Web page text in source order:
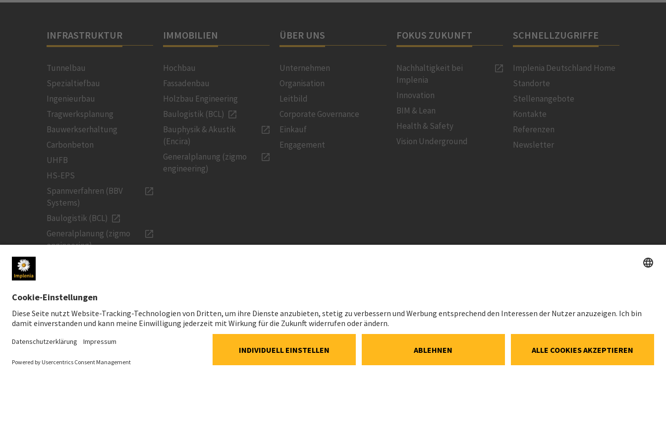
INFRASTRUKTUR
Tunnelbau
Spezialtiefbau
Ingenieurbau
Tragwerksplanung
Bauwerkserhaltung
Carbonbeton
UHFB
HS-EPS
Spannverfahren (BBV
Systems)
Baulogistik (BCL)
Generalplanung (zigmo
engineering)
IMMOBILIEN
Hochbau
Fassadenbau
Holzbau Engineering
Baulogistik (BCL)
Bauphysik & Akustik
(Encira)
Generalplanung (zigmo
engineering)
ÜBER UNS
Unternehmen
Organisation
Leitbild
Corporate Governance
Einkauf
Engagement
FOKUS ZUKUNFT
Nachhaltigkeit bei
Implenia
Innovation
BIM & Lean
Health & Safety
Vision Underground
SCHNELLZUGRIFFE
Implenia Deutschland Home
Standorte
Stellenangebote
Kontakte
Referenzen
Newsletter
Newsroom
Medienkontakt
Social Media
Downloads für Medien
Aktienkurs
Impressum
Richtlinie
SWX: Implenia AG
ISIN: CH0023868554
62,30 CHF
0,00 CHF (0,00%)